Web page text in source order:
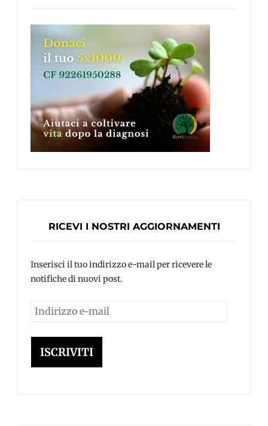
RICEVI I NOSTRI AGGIORNAMENTI
Inserisci il tuo indirizzo e-mail per ricevere le
notifiche di nuovi post.
Indirizzo
mail
ISCRIVITI